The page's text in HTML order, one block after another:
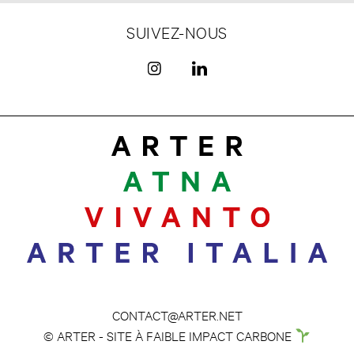
SUIVEZ-NOUS
CONTACT@ARTER.NET
© ARTER - SITE À FAIBLE IMPACT CARBONE